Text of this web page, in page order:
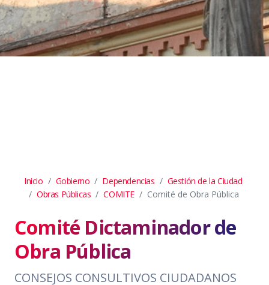
Inicio Gobierno Dependencias
Gestión de la Ciudad
Obras Públicas
COMITE Comité de Obra Pública
Comité Dictaminador de
Obra Pública
CONSEJOS CONSULTIVOS CIUDADANOS